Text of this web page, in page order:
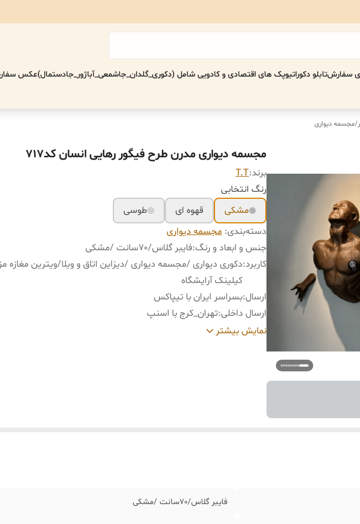
سفارشتابلو دکوراتیوپک های اقتصادی‌ و کادویی شامل (دکوری_گلدان_جاشمعی_آباژور_جادستمال)عکس
/مجسمه دیواری
مجسمه دیواری مدرن طرح فیگور رهایی انسان کد717
برند:T.T
رنگ انتخابی
مشکی
قهوه ای
طوسی
دسته‌بندی: مجسمه دیواری
جنس و ابعاد و رنگ:فایبر گلاس/٧٠سانت /مشکی
کاربرد:دکوری دیواری /مجسمه دیواری /دیزاین اتاق و ویلا/ویترین مغازه
کیلینک آرایشگاه
ارسال:بسراسر ایران با تیپاکس
ارسال داخلی:تهران_کرج با اسنپ
خرید و تحویل حضوری
نمایش بیشتر
فایبر گلاس/٧٠سانت /مشکی